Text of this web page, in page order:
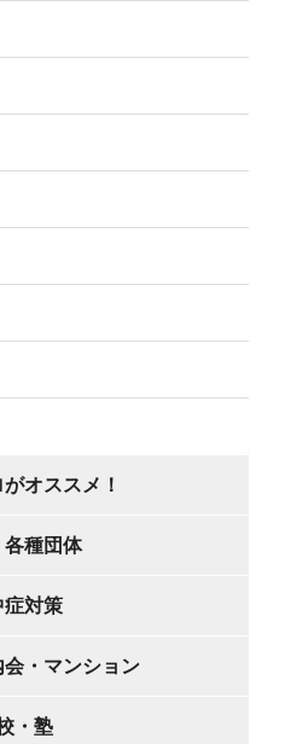
オススメ！
各種団体
症対策
会・マンション
・塾